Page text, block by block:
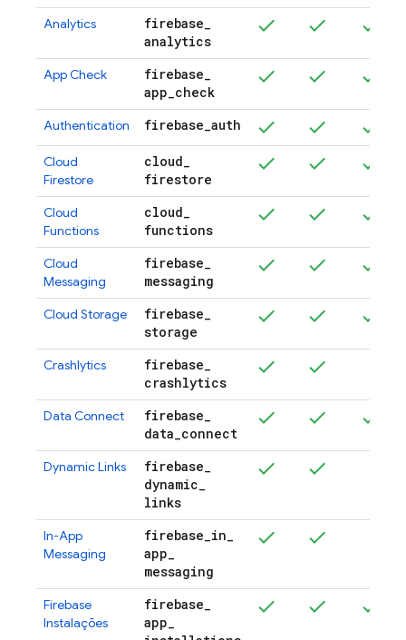
Analytics firebase_
analytics
App Check firebase_
app_check
Authentication firebase_auth
Cloud
Firestore
cloud_
firestore
Cloud
Functions
cloud_
functions
Cloud
Messaging
firebase_
messaging
Cloud Storage firebase_
storage
Crashlytics firebase_
crashlytics
Data Connect firebase_
data_connect
Dynamic Links firebase_
dynamic_
links
In-App
Messaging
firebase_in_
app_
messaging
Firebase
Instalações
firebase_
app_